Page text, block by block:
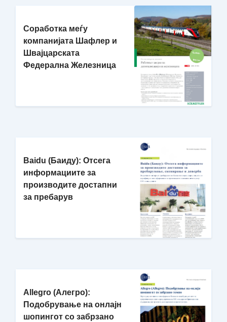
Соработка меѓу
компанијата Шафлер и
Швајцарската
Федерална Железница
Baidu (Баиду): Отсега
информациите за
производите достапни
за пребарув
Allegro (Алегро):
Подобрување на онлајн
шопингот со забрзано